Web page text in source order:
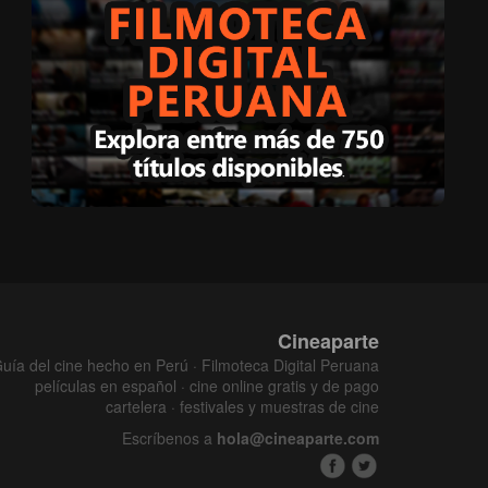
Cineaparte
del cine hecho en Perú · Filmoteca Digital Peruana
películas en español · cine online gratis y de pago
cartelera · festivales y muestras de cine
Escríbenos a hola@cineaparte.com